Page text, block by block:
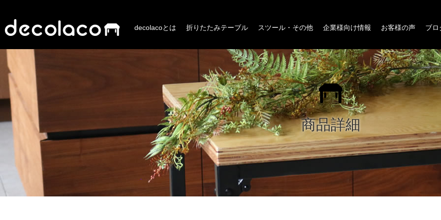
decolacoとは 折りたたみテーブル スツール・その他 企業様向け情報 お客様の声 ブロ
商品詳細